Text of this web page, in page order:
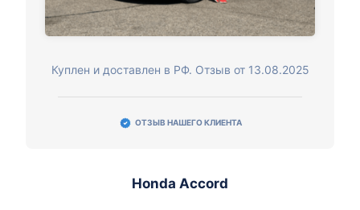
Куплен и доставлен в РФ. Отзыв от 13.08.2025
ОТЗЫВ НАШЕГО КЛИЕНТА
Honda Accord